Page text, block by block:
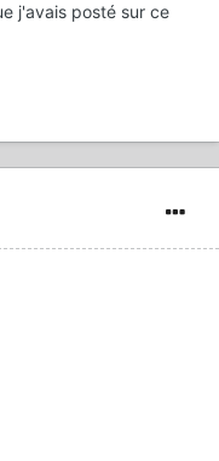
j'avais posté sur ce